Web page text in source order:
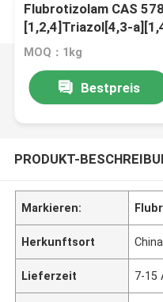
Flubrotizolam CAS
[1,2,4]Triazol[4,3-
Fluorphenyl) -9-Methyl-
MOQ：1kg
Bestpreis
PRODUKT-
Markieren:
Herkunftsort China
Lieferzeit 7-15